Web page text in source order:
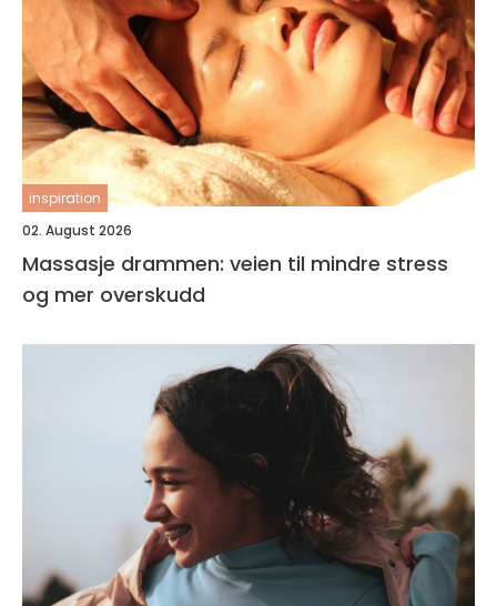
inspiration
02. August 2026
Massasje drammen: veien til mindre stress
og mer overskudd